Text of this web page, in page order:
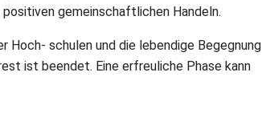
gemeinschaftlichen Handeln.
Hoch- schulen und die lebendige Begegnung
ist beendet. Eine erfreuliche Phase kann